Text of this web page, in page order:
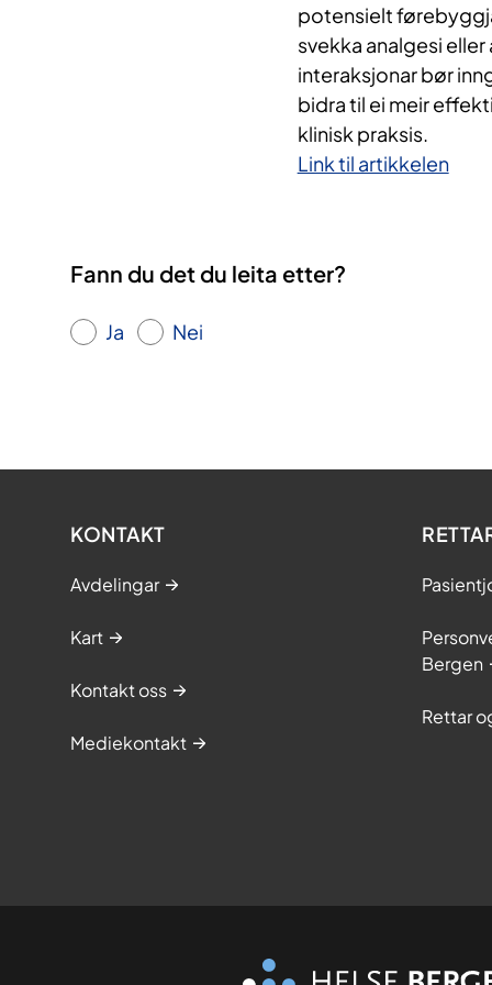
potensielt
svekka analgesi
interaksjonar bør
bidra til ei meir
klinisk praksis.
Link til artikkelen
Fann du det du leita etter?
Ja Nei
KONTAKT
Avdelingar
Kart
Kontakt oss
Mediekontakt
Bergen
Rettar